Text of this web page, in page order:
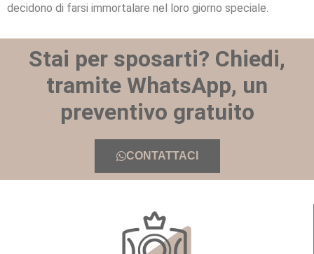
decidono di farsi immortalare nel loro giorno speciale.
Stai per sposarti? Chiedi,
tramite WhatsApp, un
preventivo gratuito
CONTATTACI